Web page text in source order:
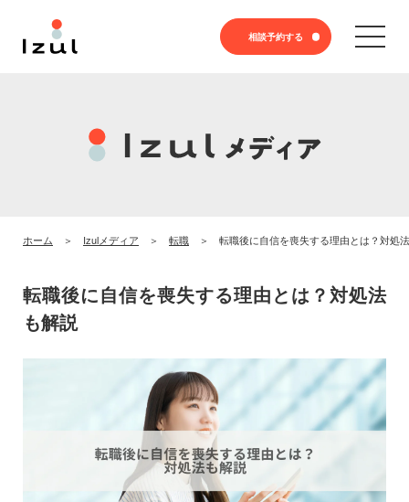
相談予約する
ホーム Izulメディア 転職 転職後に自信を喪失する理由とは？対処
転職後に自信を喪失する理由とは？対処法
も解説